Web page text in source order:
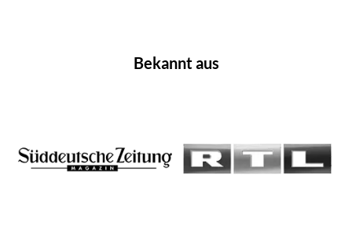
Bekannt aus